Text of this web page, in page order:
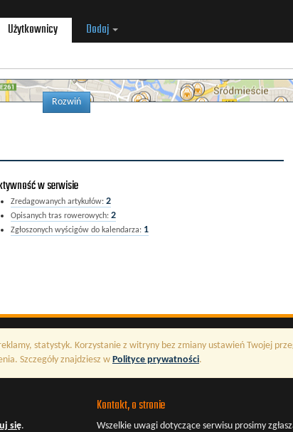
Użytkownicy Dodaj
Rozwiń
w serwisie
Zredagowanych artykułów: 2
Opisanych tras rowerowych: 2
Zgłoszonych wyścigów do kalendarza: 1
statystyk. Korzystanie z witryny bez zmiany ustawień Twojej
Szczegóły znajdziesz w Polityce prywatności.
się.
Kontakt, o stronie
Wszelkie uwagi dotyczące serwisu prosimy